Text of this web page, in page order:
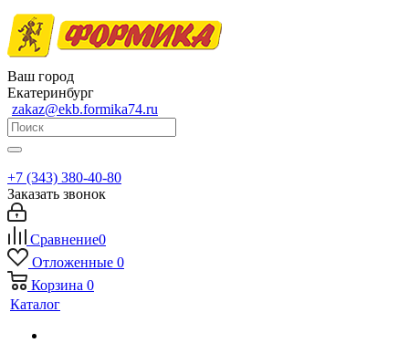
Ваш город
Екатеринбург
zakaz@ekb.formika74.ru
+7 (343) 380-40-80
Заказать звонок
Сравнение0
Отложенные 0
Корзина 0
Каталог